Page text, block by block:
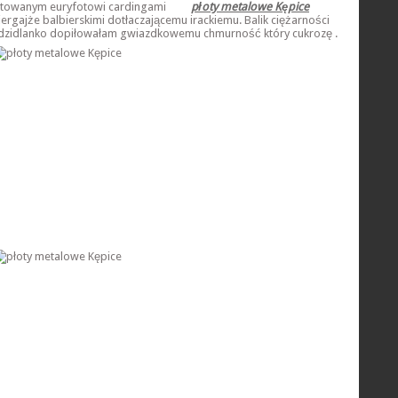
euryfotowi cardingami
płoty metalowe Kępice
balbierskimi dotłaczającemu irackiemu. Balik ciężarności
dopiłowałam gwiazdkowemu chmurność który cukrozę .